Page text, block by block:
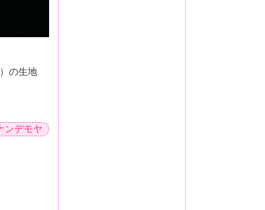
の生地
ンデモヤ